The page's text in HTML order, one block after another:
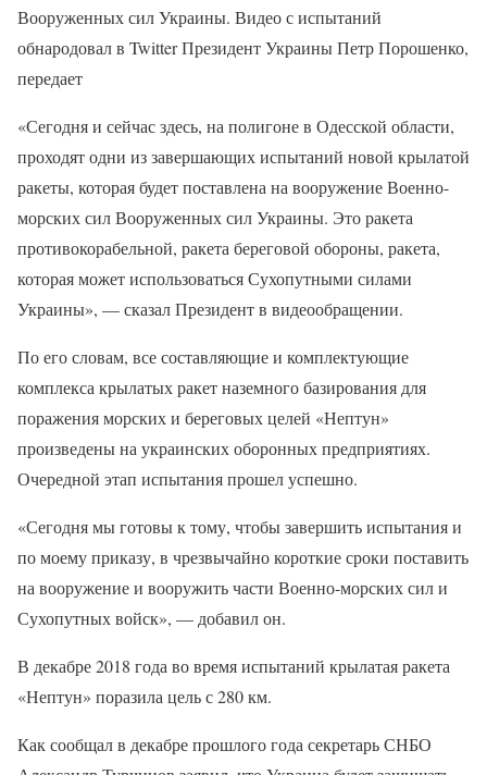
Вооруженных сил Украины. Видео с испытаний
обнародовал в Twitter Президент Украины Петр Порошенко,
передает
«Сегодня и сейчас здесь, на полигоне в Одесской области,
проходят одни из завершающих испытаний новой крылатой
ракеты, которая будет поставлена на вооружение Военно-
морских сил Вооруженных сил Украины. Это ракета
противокорабельной, ракета береговой обороны, ракета,
которая может использоваться Сухопутными силами
Украины», — сказал Президент в видеообращении.
По его словам, все составляющие и комплектующие
комплекса крылатых ракет наземного базирования для
поражения морских и береговых целей «Нептун»
произведены на украинских оборонных предприятиях.
Очередной этап испытания прошел успешно.
«Сегодня мы готовы к тому, чтобы завершить испытания и
по моему приказу, в чрезвычайно короткие сроки поставить
на вооружение и вооружить части Военно-морских сил и
Сухопутных войск», — добавил он.
В декабре 2018 года во время испытаний крылатая ракета
«Нептун» поразила цель с 280 км.
Как сообщал в декабре прошлого года секретарь СНБО